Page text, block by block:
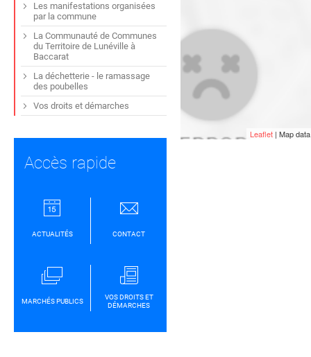
Leaflet | Map
Les manifestations organisées
par la commune
La Communauté de Communes
du Territoire de Lunéville à
Baccarat
La déchetterie - le ramassage
des poubelles
Vos droits et démarches
Accès rapide
ACTUALITÉS CONTACT
MARCHÉS PUBLICS
VOS DROITS ET
DÉMARCHES